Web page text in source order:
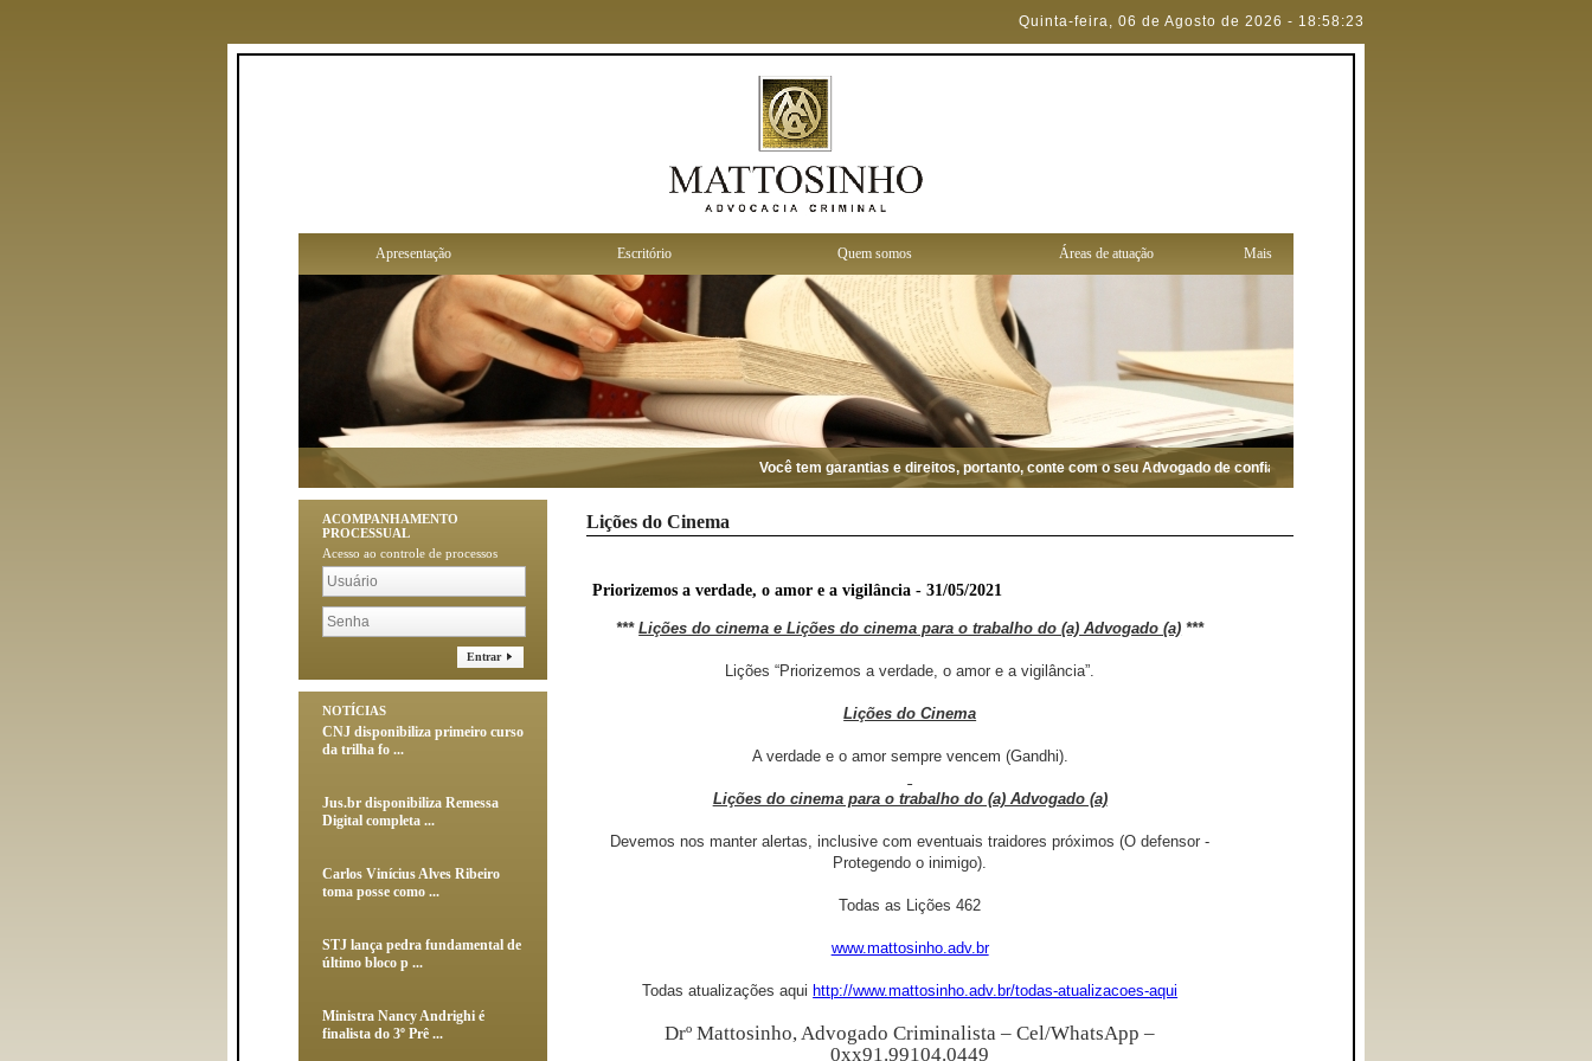
Quinta-feira, 06 de Agosto de 2026 - 18:58:23
Apresentação Escritório Quem somos Áreas de atuação Mais
Você tem garantias e direitos, portanto, conte com o seu Advogado de confiança para defendê-lo (a)
ACOMPANHAMENTO
PROCESSUAL
Acesso ao controle de processos
Entrar
NOTÍCIAS
CNJ disponibiliza primeiro curso
da trilha fo ...
Jus.br disponibiliza Remessa
Digital completa ...
Carlos Vinícius Alves Ribeiro
toma posse como ...
STJ lança pedra fundamental de
último bloco p ...
Ministra Nancy Andrighi é
finalista do 3º Prê ...
Lições do Cinema
Priorizemos a verdade, o amor e a vigilância - 31/05/2021
***Lições do cinema e Lições do cinema para o trabalho do (a) Advogado (a) ***
Lições “Priorizemos a verdade, o amor e a vigilância”.
Lições do Cinema
A verdade e o amor sempre vencem (Gandhi).
Lições do cinema para o trabalho do (a) Advogado (a)
Devemos nos manter alertas, inclusive com eventuais traidores próximos (O defensor -
Protegendo o inimigo).
Todas as Lições 462
www.mattosinho.adv.br
Todas atualizações aquihttp://www.mattosinho.adv.br/todas-atualizacoes-aqui
Drº Mattosinho, Advogado Criminalista –Cel/WhatsApp –
0xx91.99104.0449